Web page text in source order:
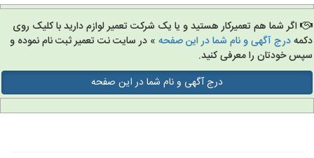
اگر شما هم تعمیرکار هستید و یا یک شرکت تعمیر لوازم دارید با کلیک روی
درج آگهی و نام شما در این صفحه» در سایت نت تعمیر ثبت نام نموده و
خودتان را معرفی کنید.
درج آگهی و نام شما در این صفحه